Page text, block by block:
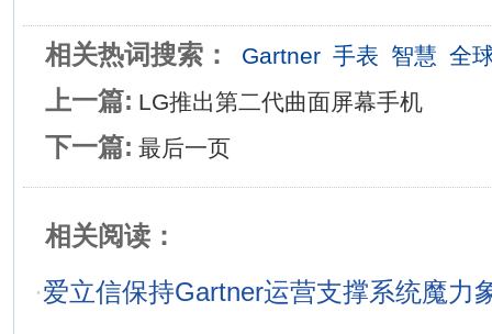
相关热词搜索： Gartner 手表 智慧 全
上一篇: LG推出第二代曲面屏幕手机
下一篇: 最后一页
相关阅读：
·爱立信保持Gartner运营支撑系统魔力